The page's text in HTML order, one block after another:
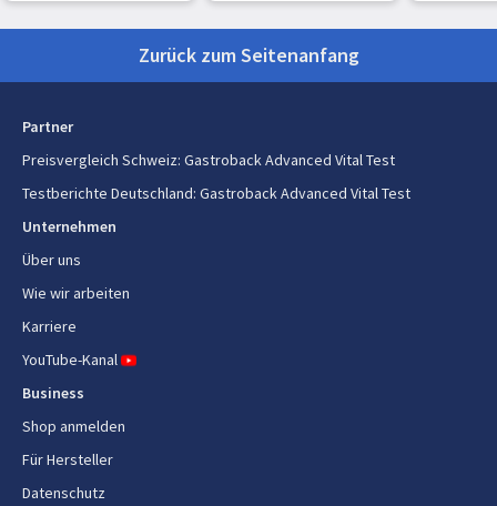
420 mm
Lieferumfang
Reinigungsbürste
Energie
Leistung
AC Eingangsspannung
AC Eingangsfrequenz
Kontinuierliche Betriebszeit
(max)
Zurück zum Seitenanfang
Partner
Preisvergleich Schweiz: Gastroback Advanced Vital Test
Testberichte Deutschland: Gastroback Advanced Vital Test
Unternehmen
Über uns
Wie wir arbeiten
Karriere
YouTube-Kanal
Business
Shop anmelden
Für Hersteller
Datenschutz